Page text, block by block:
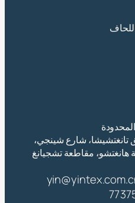
طريق تانغتشيشا، شارع شينجي،
مقاطعة تشجيانغ